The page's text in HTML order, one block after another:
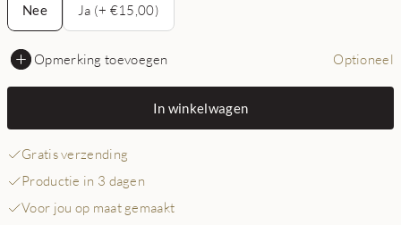
Nee
Ja (+ €15,00)
Opmerking toevoegen Optioneel
In winkelwagen
Gratis verzending
Productie in 3 dagen
Voor jou op maat gemaakt